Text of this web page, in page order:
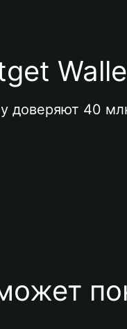
доверяют 40